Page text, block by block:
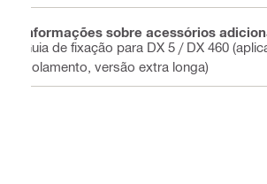
Informações sobre acessórios
Guia de fixação para DX 5 / DX 460
isolamento, versão extra longa)